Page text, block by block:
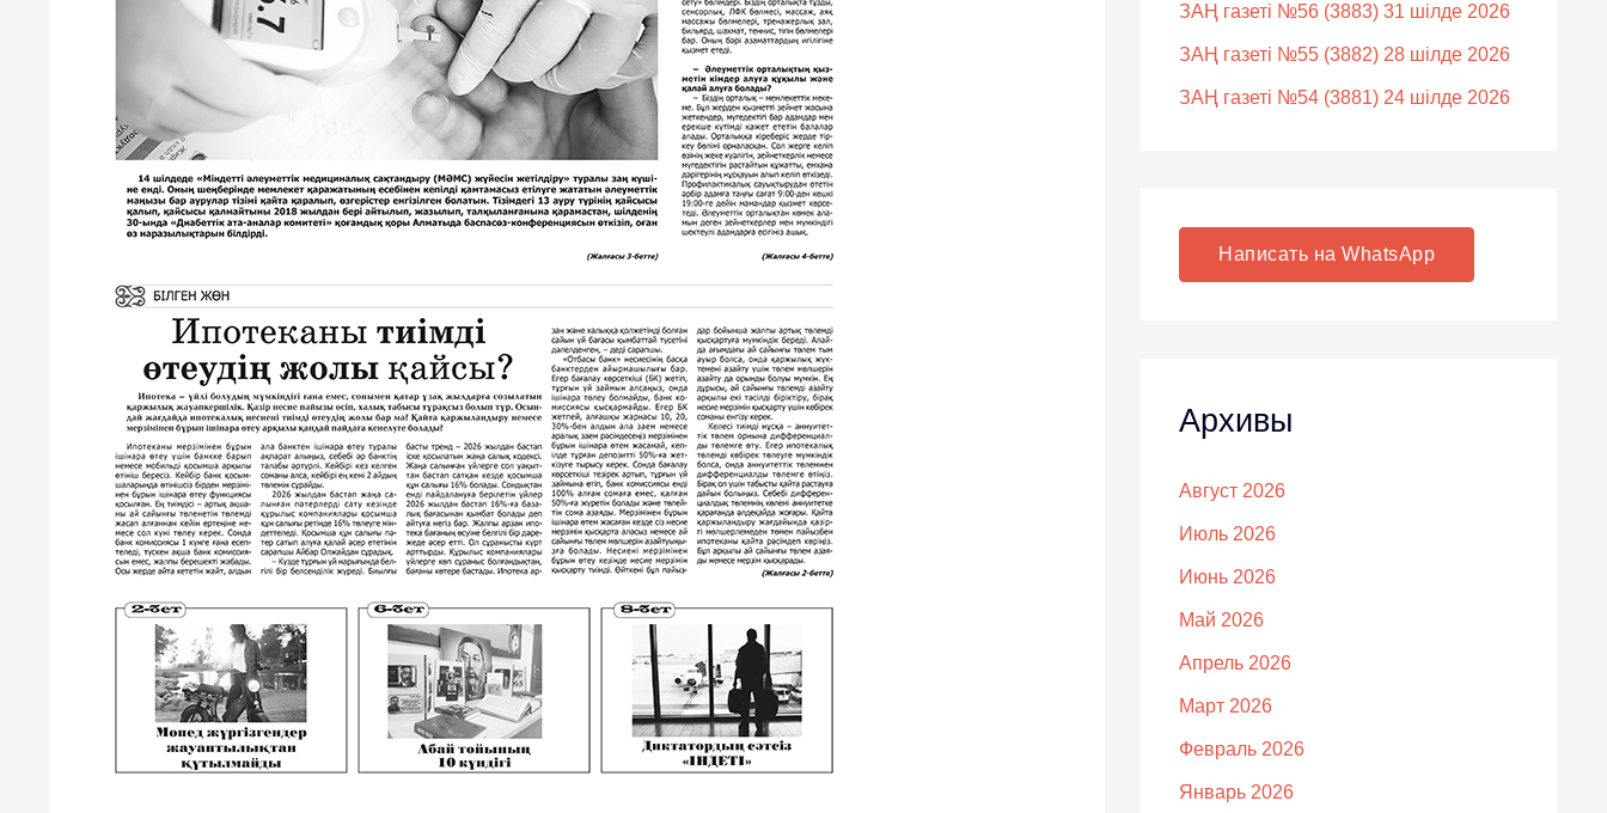
ЗАҢ газеті №56 (3883) 31 шілде 2026
ЗАҢ газеті №55 (3882) 28 шілде 2026
ЗАҢ газеті №54 (3881) 24 шілде 2026
Написать на WhatsApp
Архивы
Август 2026
Июль 2026
Июнь 2026
Май 2026
Апрель 2026
Март 2026
Февраль 2026
Январь 2026